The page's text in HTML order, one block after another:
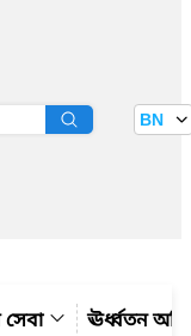
BN
ঊর্ধ্বতন